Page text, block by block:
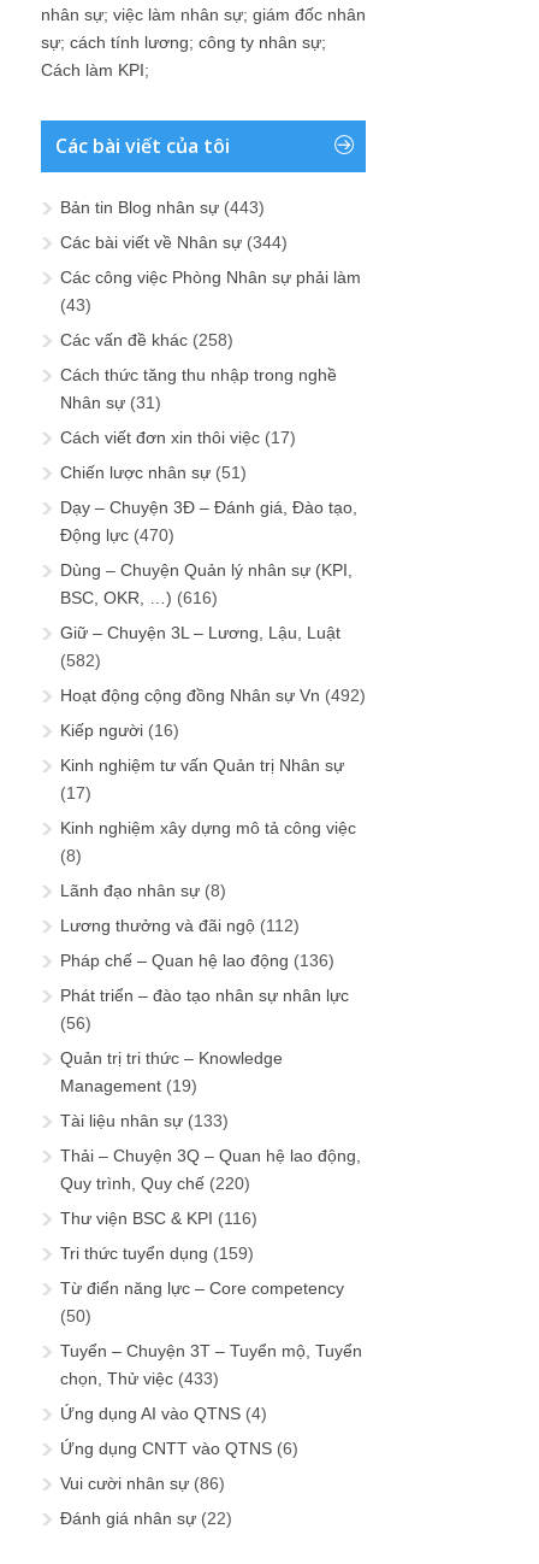
nhân sự; việc làm nhân sự; giám đốc nhân
sự; cách tính lương; công ty nhân sự;
Cách làm KPI;
Các bài viết của tôi
Bản tin Blog nhân sự (443)
Các bài viết về Nhân sự (344)
Các công việc Phòng Nhân sự phải làm
(43)
Các vấn đề khác (258)
Cách thức tăng thu nhập trong nghề
Nhân sự (31)
Cách viết đơn xin thôi việc (17)
Chiến lược nhân sự (51)
Dạy – Chuyện 3Đ – Đánh giá, Đào tạo,
Động lực (470)
Dùng – Chuyện Quản lý nhân sự (KPI,
BSC, OKR, …) (616)
Giữ – Chuyện 3L – Lương, Lậu, Luật
(582)
Hoạt động cộng đồng Nhân sự Vn (492)
Kiếp người (16)
Kinh nghiệm tư vấn Quản trị Nhân sự
(17)
Kinh nghiệm xây dựng mô tả công việc
(8)
Lãnh đạo nhân sự (8)
Lương thưởng và đãi ngộ (112)
Pháp chế – Quan hệ lao động (136)
Phát triển – đào tạo nhân sự nhân lực
(56)
Quản trị tri thức – Knowledge
Management (19)
Tài liệu nhân sự (133)
Thải – Chuyện 3Q – Quan hệ lao động,
Quy trình, Quy chế (220)
Thư viện BSC & KPI (116)
Tri thức tuyển dụng (159)
Từ điển năng lực – Core competency
(50)
Tuyển – Chuyện 3T – Tuyển mộ, Tuyển
chọn, Thử việc (433)
Ứng dụng AI vào QTNS (4)
Ứng dụng CNTT vào QTNS (6)
Vui cười nhân sự (86)
Đánh giá nhân sự (22)